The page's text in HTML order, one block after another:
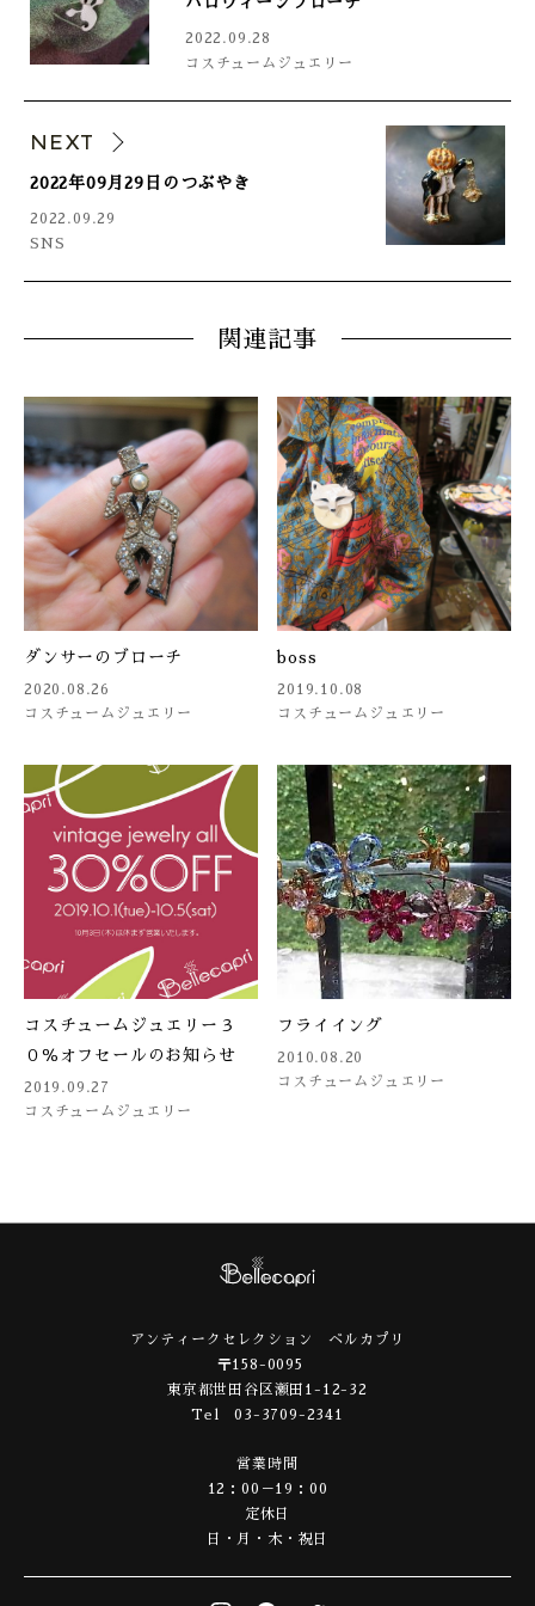
2022.09.28
コスチュームジュエリー
NEXT
2022年09月29日のつぶやき
2022.09.29
SNS
関連記事
ダンサーのブローチ
2020.08.26
コスチュームジュエリー
boss
2019.10.08
コスチュームジュエリー
コスチュームジュエリー３
０％オフセールのお知らせ
2019.09.27
コスチュームジュエリー
フライイング
2010.08.20
コスチュームジュエリー
アンティークセレクション ベルカプリ
〒158-0095
東京都世田谷区瀬田1-12-32
Tel 03-3709-2341
営業時間
12：00－19：00
定休日
日・月・木・祝日